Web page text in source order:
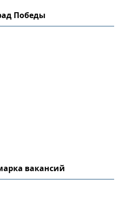
Победы
вакансий